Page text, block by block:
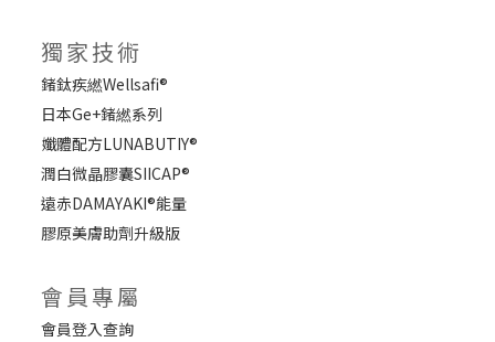
獨家技術
鍺鈦疾繎Wellsafi®
日本Ge+鍺繎系列
孅體配方LUNABUTIY®
潤白微晶膠囊SIICAP®
遠赤DAMAYAKI®能量
膠原美膚助劑升級版
會員專屬
會員登入查詢